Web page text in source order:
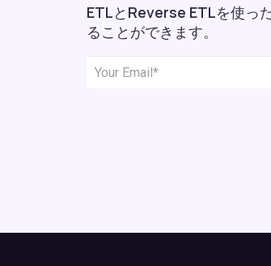
ETLとReverse ETLを使っ
ることができます。